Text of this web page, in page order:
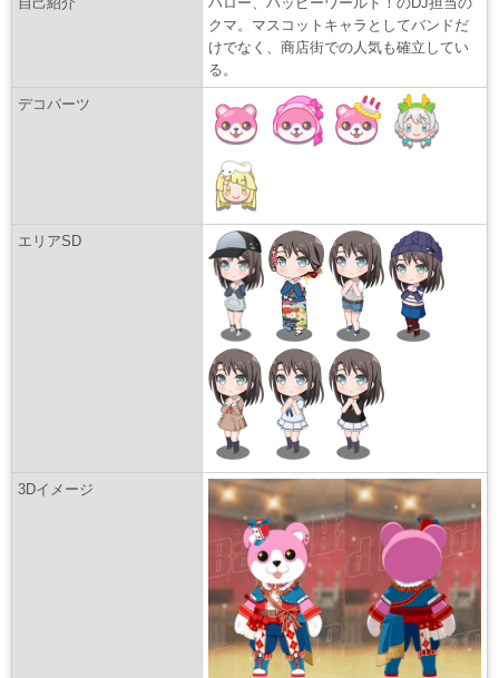
クマ。マスコットキャラとしてバンドだ
けでなく、商店街での人気も確立してい
る。
デコパーツ
エリアSD
3Dイメージ